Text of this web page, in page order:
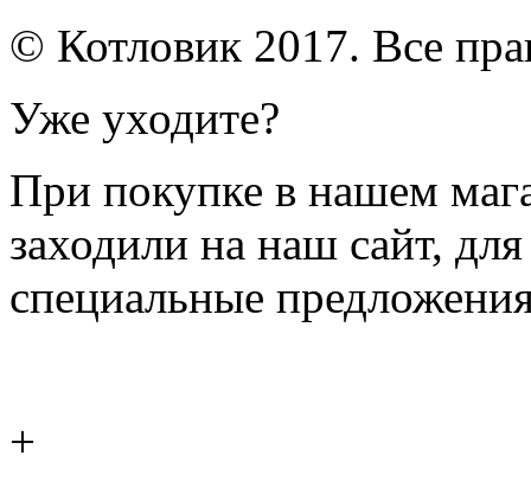
© Котловик 2017. Все
Уже уходите?
При покупке в нашем
заходили на наш сайт,
специальные
+